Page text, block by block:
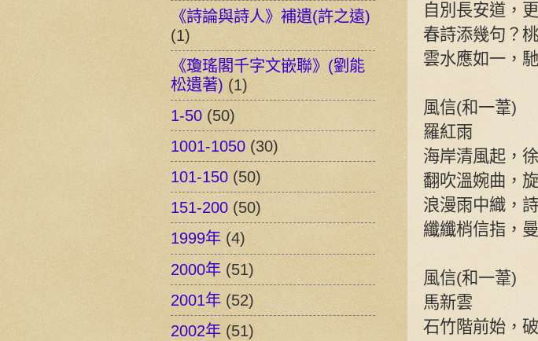
自別長安道，
春詩添幾句？
雲水應如一，
風信(和一葦)
羅紅雨
海岸清風起，
翻吹溫婉曲，
浪漫雨中織，
纖纖梢信指，
風信(和一葦)
馬新雲
石竹階前始，
《詩論與詩人》補遺(許之遠)
(1)
《瓊瑤閣千字文嵌聯》(劉能
松遺著) (1)
1-50 (50)
1001-1050 (30)
101-150 (50)
151-200 (50)
1999年 (4)
2000年 (51)
2001年 (52)
2002年 (51)